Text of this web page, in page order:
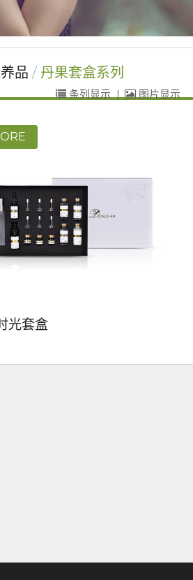
品 丹果套盒系列
条列显示| 图片显示
光套盒